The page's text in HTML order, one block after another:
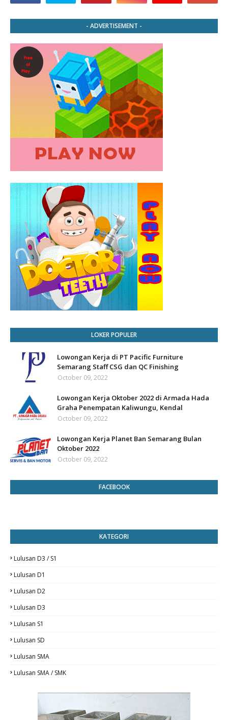
- ADVERTISEMENT -
LOKER POPULER
Lowongan Kerja di PT Pacific Furniture
Semarang Staff CSG dan QC Finishing
October 09, 2022
Lowongan Kerja Oktober 2022 di Armada Hada
Graha Penempatan Kaliwungu, Kendal
October 09, 2022
Lowongan Kerja Planet Ban Semarang Bulan
Oktober 2022
October 09, 2022
FACEBOOK
KATEGORI
Lulusan D3 / S1
Lulusan D1
Lulusan D2
Lulusan D3
Lulusan S1
Lulusan SD
Lulusan SMA
Lulusan SMA / SMK